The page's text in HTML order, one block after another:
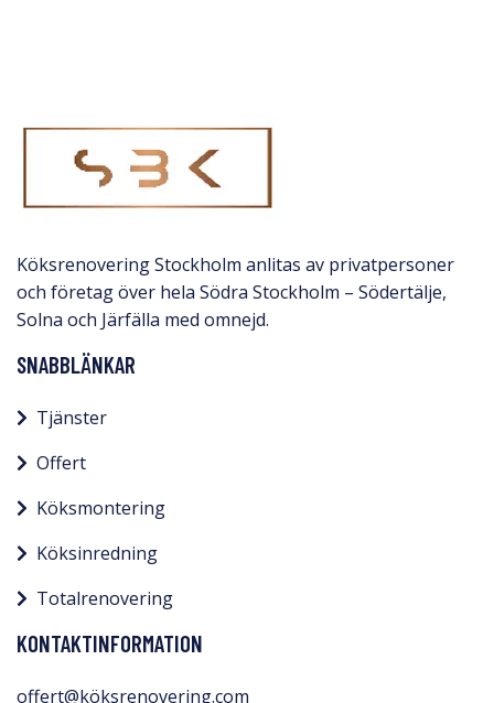
Köksrenovering Stockholm anlitas av privatpersoner
och företag över hela Södra Stockholm – Södertälje,
Solna och Järfälla med omnejd.​
SNABBLÄNKAR
Tjänster
Offert
Köksmontering
Köksinredning
Totalrenovering
KONTAKTINFORMATION
offert@köksrenovering.com